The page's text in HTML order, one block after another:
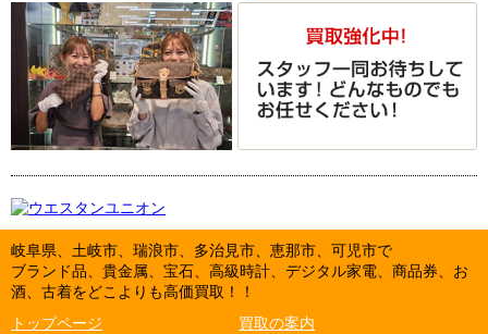
岐阜県、土岐市、瑞浪市、多治見市、恵那市、可児市で
ブランド品、貴金属、宝石、高級時計、デジタル家電、商品券、お
酒、古着をどこよりも高価買取！！
トップページ
買取の案内